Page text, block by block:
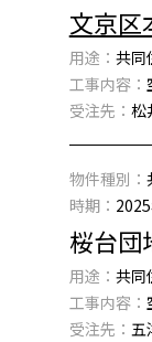
文京区
用途： 共同
工事内容：
受注先： 松
物件種別：
時期：
桜台
用途： 共同
工事内容：
受注先： 五